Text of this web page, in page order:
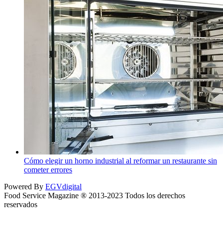
Cómo elegir un horno industrial al reformar un restaurante sin
cometer errores
Powered By EGVdigital
Food Service Magazine ® 2013-2023 Todos los derechos
reservados